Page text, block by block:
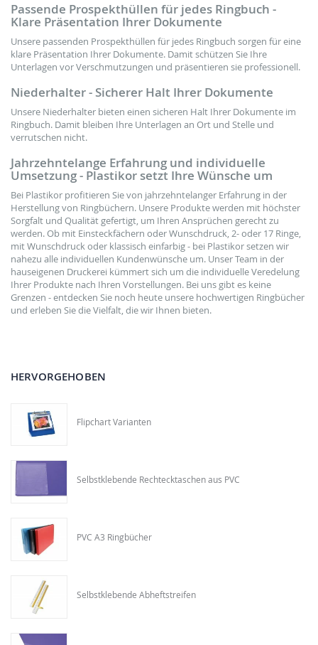
Passende Prospekthüllen für jedes Ringbuch -
Klare Präsentation Ihrer Dokumente
Unsere passenden Prospekthüllen für jedes Ringbuch sorgen für eine
klare Präsentation Ihrer Dokumente. Damit schützen Sie Ihre
Unterlagen vor Verschmutzungen und präsentieren sie professionell.
Niederhalter - Sicherer Halt Ihrer Dokumente
Unsere Niederhalter bieten einen sicheren Halt Ihrer Dokumente im
Ringbuch. Damit bleiben Ihre Unterlagen an Ort und Stelle und
verrutschen nicht.
Jahrzehntelange Erfahrung und individuelle
Umsetzung - Plastikor setzt Ihre Wünsche um
Bei Plastikor profitieren Sie von jahrzehntelanger Erfahrung in der
Herstellung von Ringbüchern. Unsere Produkte werden mit höchster
Sorgfalt und Qualität gefertigt, um Ihren Ansprüchen gerecht zu
werden. Ob mit Einsteckfächern oder Wunschdruck, 2- oder 17 Ringe,
mit Wunschdruck oder klassisch einfarbig - bei Plastikor setzen wir
nahezu alle individuellen Kundenwünsche um. Unser Team in der
hauseigenen Druckerei kümmert sich um die individuelle Veredelung
Ihrer Produkte nach Ihren Vorstellungen. Bei uns gibt es keine
Grenzen - entdecken Sie noch heute unsere hochwertigen Ringbücher
und erleben Sie die Vielfalt, die wir Ihnen bieten.
HERVORGEHOBEN
Flipchart Varianten
Selbstklebende Rechtecktaschen aus PVC
PVC A3 Ringbücher
Selbstklebende Abheftstreifen